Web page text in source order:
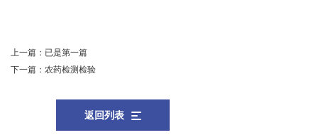
上一篇： 已是第一篇
下一篇： 农药检测检验
返回列表